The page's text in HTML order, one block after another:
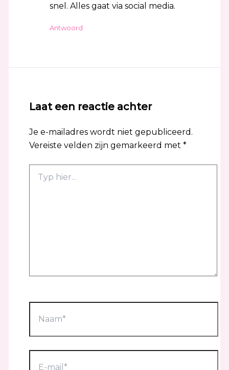
snel. Alles gaat via social media.
Antwoord
Laat een reactie achter
Je e-mailadres wordt niet gepubliceerd.
Vereiste velden zijn gemarkeerd met *
hier...
mail*